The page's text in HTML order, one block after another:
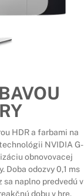
HDR a farbami na
NVIDIA G-
obnovovacej
odozvy 0,1 ms
sa naplno predvedú v
dobu v hre.